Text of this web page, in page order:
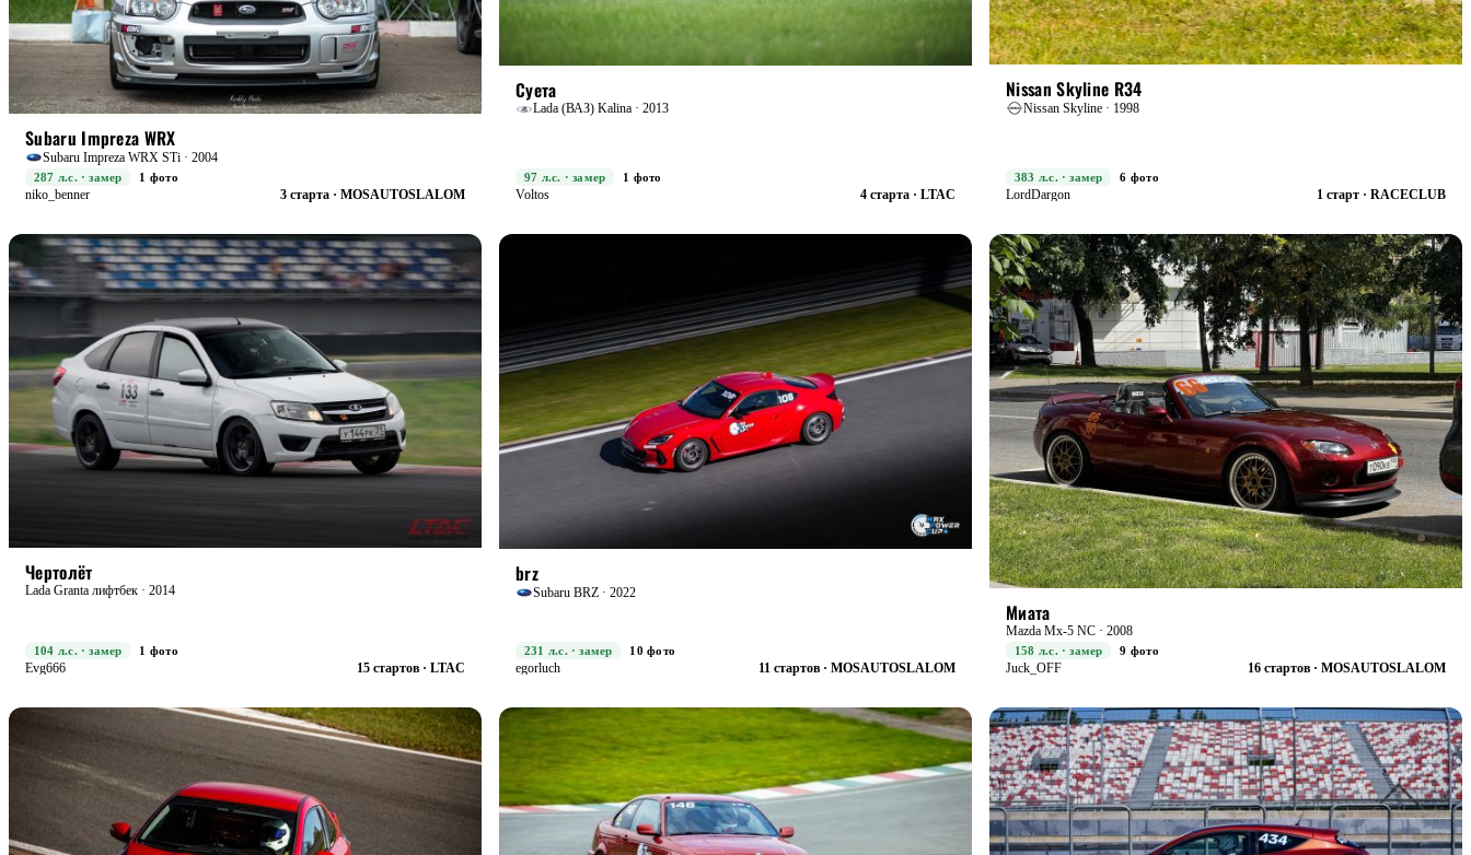
Subaru Impreza WRX
Subaru Impreza WRX STi · 2004
287 л.с. · замер
1 фото
niko_benner
3 старта · MOSAUTOSLALOM
Суета
Lada (ВАЗ) Kalina · 2013
97 л.с. · замер
1 фото
Voltos
4 старта · LTAC
Nissan Skyline R34
Nissan Skyline · 1998
383 л.с. · замер
6 фото
LordDargon
1 старт · RACECLUB
Чертолёт
Lada Granta лифтбек · 2014
104 л.с. · замер
1 фото
Evg666
15 стартов · LTAC
brz
Subaru BRZ · 2022
231 л.с. · замер
10 фото
egorluch
11 стартов · MOSAUTOSLALOM
Миата
Mazda Mx-5 NC · 2008
158 л.с. · замер
9 фото
Juck_OFF
16 стартов · MOSAUTOSLALOM